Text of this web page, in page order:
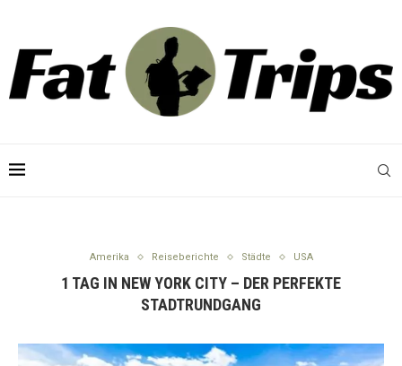
Amerika Reiseberichte Städte USA
1 TAG IN NEW YORK CITY – DER PERFEKTE
STADTRUNDGANG